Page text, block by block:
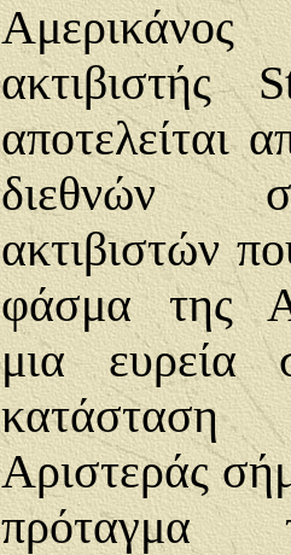
αποτελείται
διεθνών
ακτιβιστών
φάσμα της
μια ευρεία
Αριστεράς
πρόταγμα